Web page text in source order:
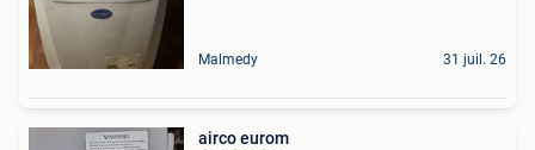
Malmedy 31 juil. 26
airco eurom